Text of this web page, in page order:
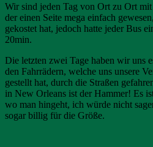
Wir sind jeden Tag von Ort zu Ort
der einen Seite mega einfach
gekostet hat, jedoch hatte jeder Bus
20min.
Die letzten zwei Tage haben wir uns
den Fahrrädern, welche uns unsere
gestellt hat, durch die Straßen
in New Orleans ist der Hammer! Es
wo man hingeht, ich würde nicht
sogar billig für die Größe.